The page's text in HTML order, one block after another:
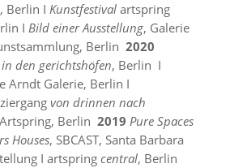
Berlin I Kunstfestival artspring
I Bild einer Ausstellung, Galerie
Berlin 2020
den gerichtshöfen, Berlin I
Arndt Galerie, Berlin I
von drinnen nach
Berlin 2019 Pure Spaces
Houses, SBCAST, Santa Barbara
I artspring central, Berlin